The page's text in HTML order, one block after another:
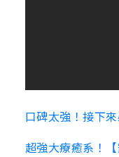
口碑太強！接下
超強大療癒系！